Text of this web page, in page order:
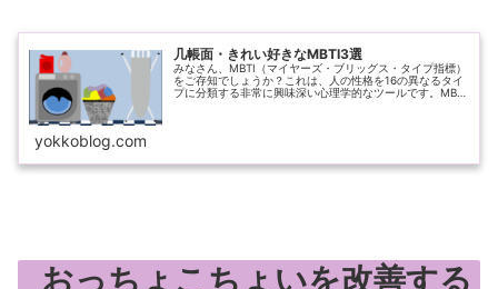
几帳面・きれい好きなMBTI3選
みなさん、MBTI（マイヤーズ・ブリッグス・タイプ指標）
をご存知でしょうか？これは、人の性格を16の異なるタイ
プに分類する非常に興味深い心理学的なツールです。MBTI
yokkoblog.com
おっちょこちょいを改善する